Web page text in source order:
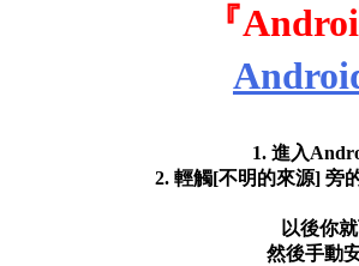
『
1. 進入
2. 輕觸[不明的來源] 旁
以後你
然後手動